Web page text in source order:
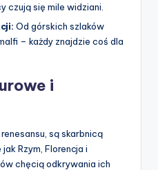
czują się mile widziani.
Od górskich szlaków
– każdy znajdzie coś dla
i
są skarbnicą
Rzym, Florencja i
chęcią odkrywania ich